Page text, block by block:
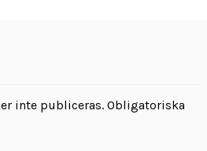
inte publiceras. Obligatoriska